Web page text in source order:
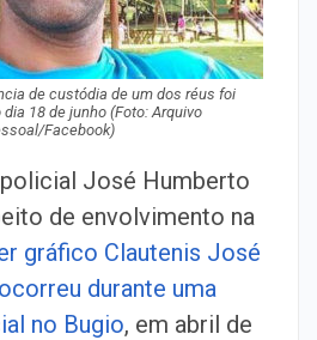
de custódia de um dos réus foi
18 de junho (Foto: Arquivo
Facebook)
José Humberto
de envolvimento na
gráfico Clautenis José
durante uma
no Bugio, em abril de